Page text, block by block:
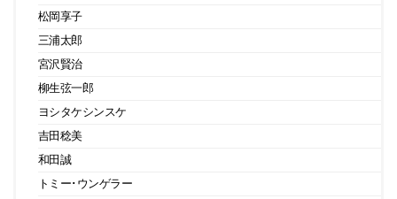
松岡享子
三浦太郎
宮沢賢治
柳生弦一郎
ヨシタケシンスケ
吉田稔美
和田誠
トミー･ウンゲラー